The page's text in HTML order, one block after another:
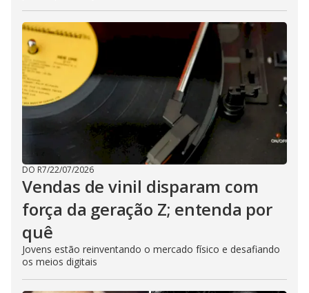
DO R7/22/07/2026
Vendas de vinil disparam com
força da geração Z; entenda por
quê
Jovens estão reinventando o mercado físico e desafiando
os meios digitais